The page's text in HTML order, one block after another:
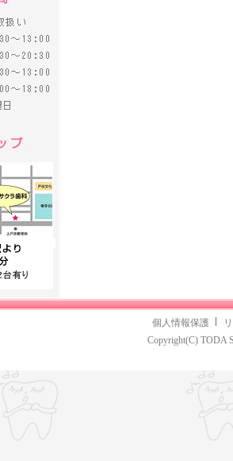
個人情報保護
Copyright(C) TODA